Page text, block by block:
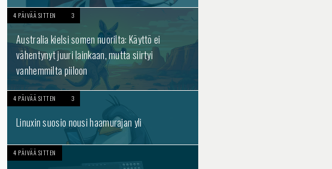
4 PÄIVÄÄ SITTEN 3
Australia kielsi somen nuorilta: Käyttö ei
vähentynyt juuri lainkaan, mutta siirtyi
vanhemmilta piiloon
4 PÄIVÄÄ SITTEN 3
Linuxin suosio nousi haamurajan yli
4 PÄIVÄÄ SITTEN